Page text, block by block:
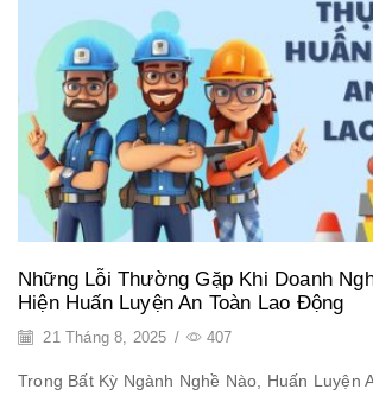
Những Lỗi Thường Gặp Khi Doanh
Hiện Huấn Luyện An Toàn Lao Động
21 Tháng 8, 2025 / 407
Trong Bất Kỳ Ngành Nghề Nào, Huấn Luyện